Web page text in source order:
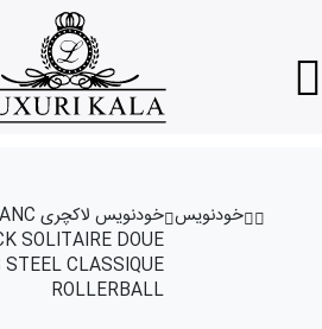
خودنویس
SOLITAIRE DOUE
CLASSIQUE
ROLLERBALL